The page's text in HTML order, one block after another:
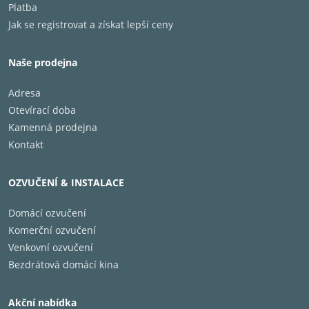
personalizované a snadno dostupné. Vylepšete si
televizní zážitek ještě dnes a převezměte kontrolu
EZPlay
Ovládání zvukové kombinace
Hisense a soundbar a přenese ovládání soundbaru
přímo na obrazovku.
Platba
Jak se registrovat a získat lepší ceny
Naše prodejna
Adresa
Otevírací doba
Kamenná prodejna
Kontakt
OZVUČENÍ & INSTALACE
Domácí ozvučení
Komerční ozvučení
Venkovní ozvučení
Bezdrátová domácí kina
Akční nabídka